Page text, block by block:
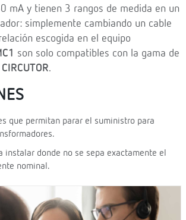
mA y tienen 3 rangos de medida en un
simplemente cambiando un cable
escogida en el equipo
son solo compatibles con la gama de
CIRCUTOR.
que permitan parar el suministro para
instalar donde no se sepa exactamente el
nominal.